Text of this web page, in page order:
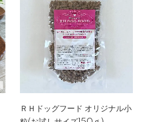
ＲＨドッグフード オリジナル小